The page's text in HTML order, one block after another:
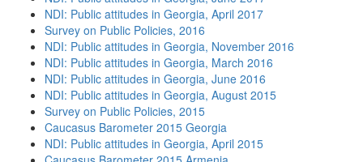
NDI: Public attitudes in Georgia, April 2017
Survey on Public Policies, 2016
NDI: Public attitudes in Georgia, November 2016
NDI: Public attitudes in Georgia, March 2016
NDI: Public attitudes in Georgia, June 2016
NDI: Public attitudes in Georgia, August 2015
Survey on Public Policies, 2015
Caucasus Barometer 2015 Georgia
NDI: Public attitudes in Georgia, April 2015